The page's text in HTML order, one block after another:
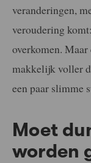
veranderingen,
veroudering
overkomen.
makkelijk voller
een paar slimme
Moet
worden